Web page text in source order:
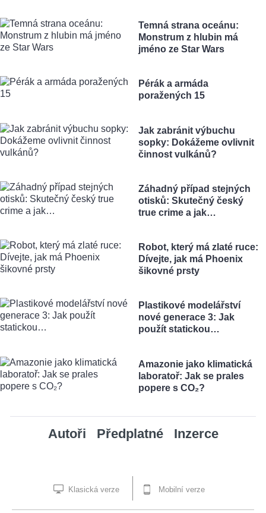
Temná strana oceánu:
Monstrum z hlubin má
jméno ze Star Wars
Pérák a armáda
poražených 15
Jak zabránit výbuchu
sopky: Dokážeme ovlivnit
činnost vulkánů?
Záhadný případ stejných
otisků: Skutečný český
true crime a jak…
Robot, který má zlaté ruce:
Dívejte, jak má Phoenix
šikovné prsty
Plastikové modelářství
nové generace 3: Jak
použít statickou…
Amazonie jako klimatická
laboratoř: Jak se prales
popere s CO₂?
Autoři Předplatné Inzerce
Klasická verze Mobilní verze